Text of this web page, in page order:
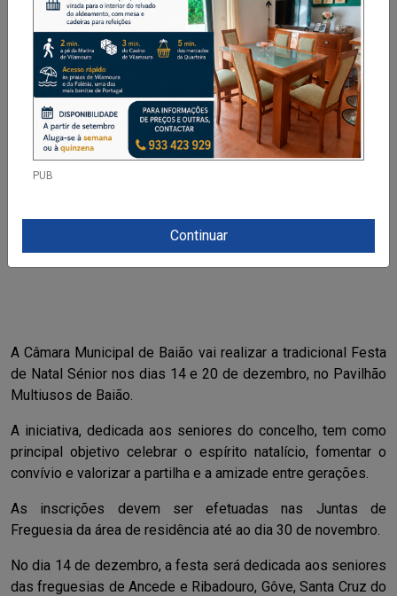
PUB
Continuar
Destaque
A Câmara Municipal de Baião vai realizar a tradicional Festa
de Natal Sénior nos dias 14 e 20 de dezembro, no Pavilhão
Multiusos de Baião.
A iniciativa, dedicada aos seniores do concelho, tem como
principal objetivo celebrar o espírito natalício, fomentar o
convívio e valorizar a partilha e a amizade entre gerações.
As inscrições devem ser efetuadas nas Juntas de
Freguesia da área de residência até ao dia 30 de novembro.
No dia 14 de dezembro, a festa será dedicada aos seniores
das freguesias de Ancede e Ribadouro, Gôve, Santa Cruz do